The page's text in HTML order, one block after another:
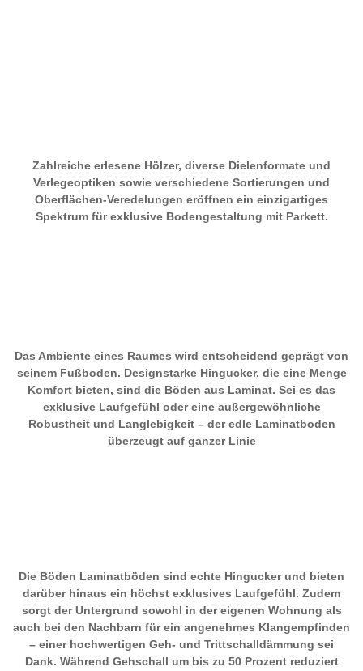
Zahlreiche erlesene Hölzer, diverse Dielenformate und
Verlegeoptiken sowie verschiedene Sortierungen und
Oberflächen-Veredelungen eröffnen ein einzigartiges
Spektrum für exklusive Bodengestaltung mit Parkett.
Das Ambiente eines Raumes wird entscheidend geprägt von
seinem Fußboden. Designstarke Hingucker, die eine Menge
Komfort bieten, sind die Böden aus Laminat. Sei es das
exklusive Laufgefühl oder eine außergewöhnliche
Robustheit und Langlebigkeit – der edle Laminatboden
überzeugt auf ganzer Linie
Die Böden Laminatböden sind echte Hingucker und bieten
darüber hinaus ein höchst exklusives Laufgefühl. Zudem
sorgt der Untergrund sowohl in der eigenen Wohnung als
auch bei den Nachbarn für ein angenehmes Klangempfinden
– einer hochwertigen Geh- und Trittschalldämmung sei
Dank. Während Gehschall um bis zu 50 Prozent reduziert